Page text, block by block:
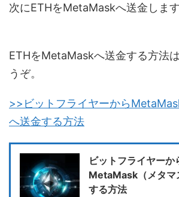
次にETHをMetaMaskへ送金します
ETHをMetaMaskへ送金する方法
うぞ。
>>ビットフライヤーから
へ送金する方法
ビットフライヤーか
MetaMask（メタマ
する方法